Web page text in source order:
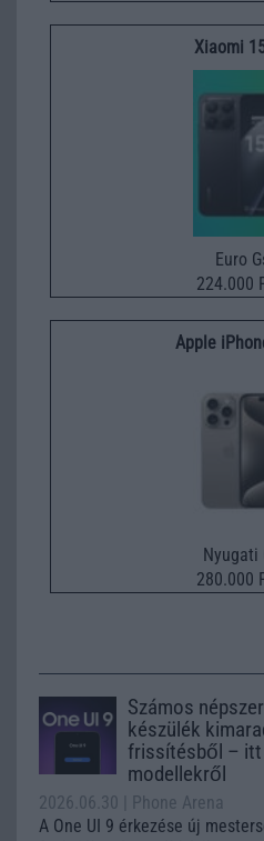
Xiaomi
Euro
224.000
Apple
Nyugati
280.000
Számos
készülék
frissítésből –
modellekről
2026.06.30
| Phone Arena
A One UI 9 érkezése új